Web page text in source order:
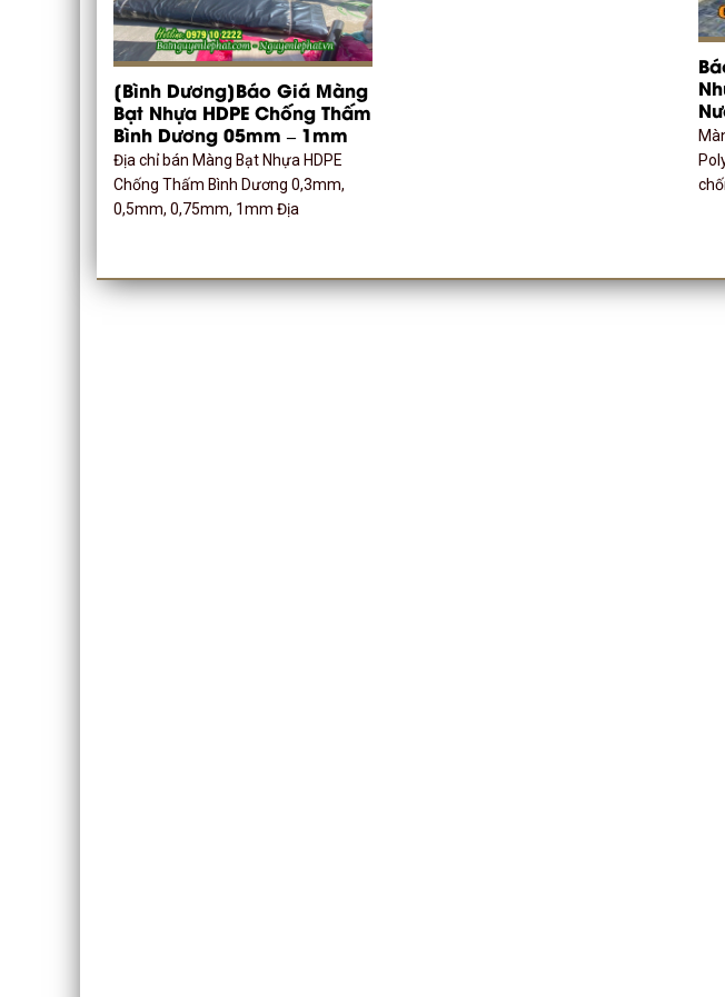
[Bình Dương]Báo Giá Màng
Bạt Nhựa HDPE Chống Thấm
Bình Dương 05mm – 1mm
Địa chỉ bán Màng Bạt Nhựa HDPE
Chống Thấm Bình Dương 0,3mm,
0,5mm, 0,75mm, 1mm Địa